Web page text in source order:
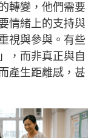
轉變，他們需要
情緒上的支持與
視與參與。有些
，而非真正與自
產生距離感，甚